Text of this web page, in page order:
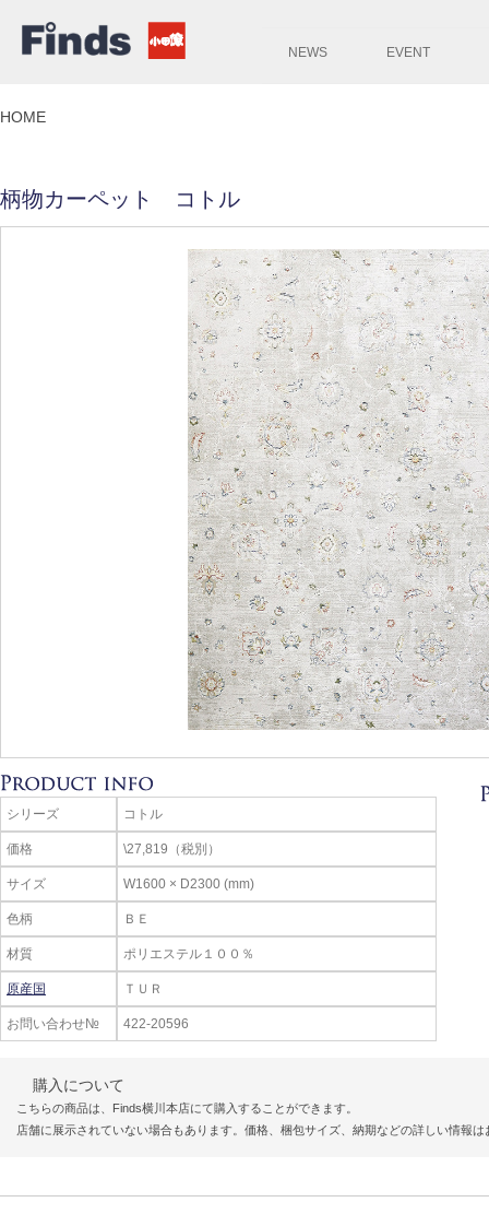
NEWS EVENT
HOME
柄物カーペット コトル
シリーズ コトル
価格 \27,819（税別）
サイズ W1600 × D2300 (mm)
色柄 ＢＥ
材質 ポリエステル１００％
原産国 ＴＵＲ
お問い合わせ№ 422-20596
購入について
こちらの商品は、Finds横川本店にて購入することができます。
店舗に展示されていない場合もあります。価格、梱包サイズ、納期などの詳しい情報